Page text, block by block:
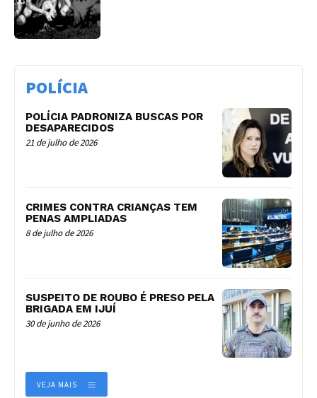
POLÍCIA
POLÍCIA PADRONIZA BUSCAS POR
DESAPARECIDOS
21 de julho de 2026
CRIMES CONTRA CRIANÇAS TEM
PENAS AMPLIADAS
8 de julho de 2026
SUSPEITO DE ROUBO É PRESO PELA
BRIGADA EM IJUÍ
30 de junho de 2026
VEJA MAIS